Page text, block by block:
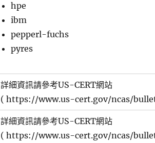
hpe
ibm
pepperl-fuchs
pyres
詳細資訊請參考US-CERT網站
( https://www.us-cert.gov/ncas/
詳細資訊請參考US-CERT網站
( https://www.us-cert.gov/ncas/